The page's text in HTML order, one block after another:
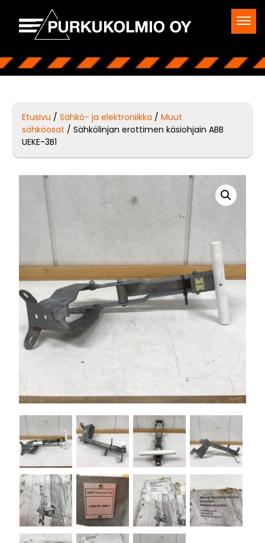
Etusivu /Sähkö- ja elektroniikka /Muut
sähköosat / Sähkölinjan erottimen käsiohjain ABB
UEKE-3B1